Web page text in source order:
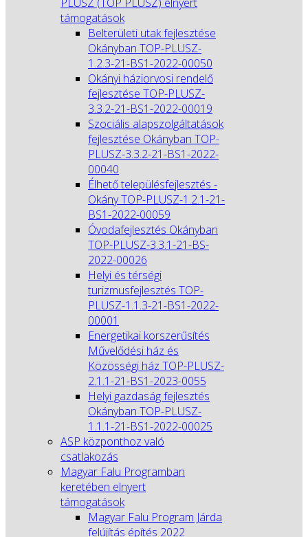
támogatások
Belterületi utak fejlesztése
Okányban TOP-PLUSZ-
1.2.3-21-BS1-2022-00050
Okányi háziorvosi rendelő
fejlesztése TOP-PLUSZ-
3.3.2-21-BS1-2022-00019
Szociális alapszolgáltatások
fejlesztése Okányban TOP-
PLUSZ-3.3.2-21-BS1-2022-
00040
Élhető településfejlesztés -
Okány TOP-PLUSZ-1.2.1-21-
BS1-2022-00059
Óvodafejlesztés Okányban
TOP-PLUSZ-3.3.1-21-BS-
2022-00026
Helyi és térségi
turizmusfejlesztés TOP-
PLUSZ-1.1.3-21-BS1-2022-
00001
Energetikai korszerűsítés
Művelődési ház és
Közösségi ház TOP-PLUSZ-
2.1.1-21-BS1-2023-0055
Helyi gazdaság fejlesztés
Okányban TOP-PLUSZ-
1.1.1-21-BS1-2022-00025
ASP központhoz való
csatlakozás
Magyar Falu Programban
keretében elnyert
támogatások
Magyar Falu Program Járda
felújítás építés 2022